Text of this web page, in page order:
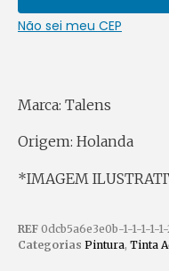
Não sei meu CEP
Marca: Talens
Origem: Holanda
*IMAGEM
REF 0dcb5a6e3e0b-1-1-1-1-1-
Categorias Pintura, Tinta